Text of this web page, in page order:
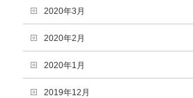
2020年3月
2020年2月
2020年1月
2019年12月